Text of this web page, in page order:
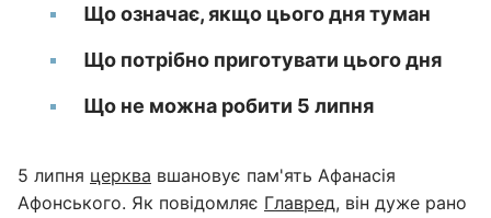
Що означає, якщо цього дня туман
Що потрібно приготувати цього дня
Що не можна робити 5 липня
5 липня церква вшановує пам'ять Афанасія
Афонського. Як повідомляє Главред, він дуже рано